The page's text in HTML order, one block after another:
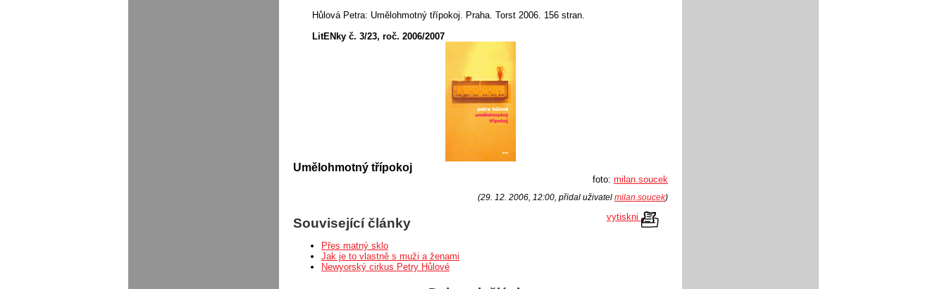
Hůlová Petra: Umělohmotný třípokoj. Praha. Torst 2006. 156 stran.
LitENky č. 3/23, roč. 2006/2007
Umělohmotný třípokoj
foto: milan.soucek
(29. 12. 2006, 12:00, přidal uživatel milan.soucek)
vytiskni
Související články
Přes matný sklo
Jak je to vlastně s muži a ženami
Newyorský cirkus Petry Hůlové